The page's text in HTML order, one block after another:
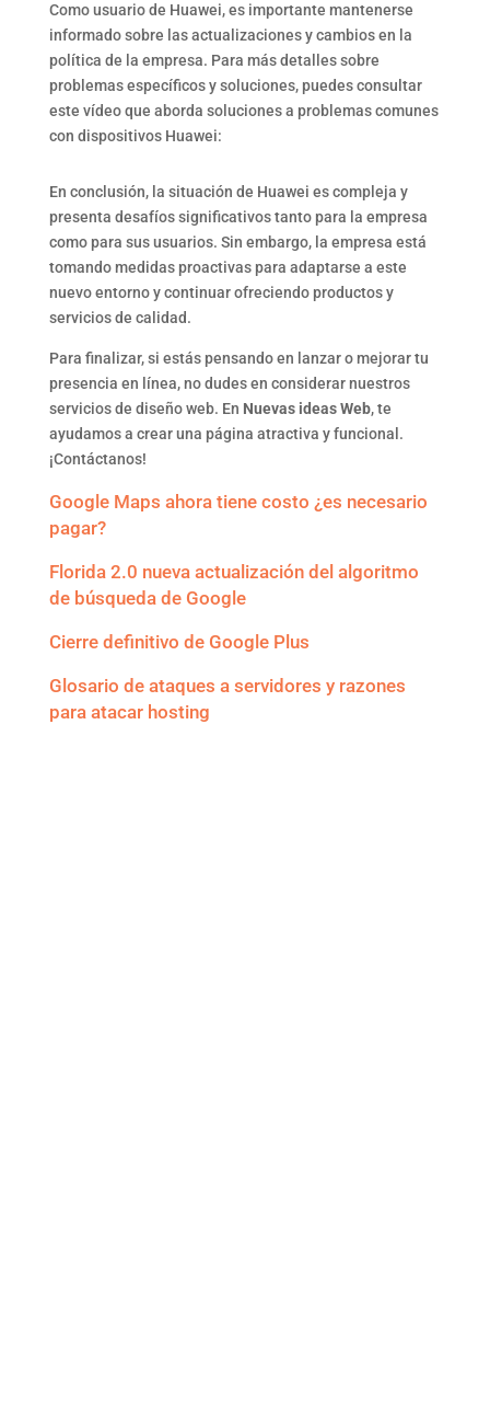
Como usuario de Huawei, es importante mantenerse
informado sobre las actualizaciones y cambios en la
política de la empresa. Para más detalles sobre
problemas específicos y soluciones, puedes consultar
este vídeo que aborda soluciones a problemas comunes
con dispositivos Huawei:
En conclusión, la situación de Huawei es compleja y
presenta desafíos significativos tanto para la empresa
como para sus usuarios. Sin embargo, la empresa está
tomando medidas proactivas para adaptarse a este
nuevo entorno y continuar ofreciendo productos y
servicios de calidad.
Para finalizar, si estás pensando en lanzar o mejorar tu
presencia en línea, no dudes en considerar nuestros
servicios de diseño web. En Nuevas ideas Web, te
ayudamos a crear una página atractiva y funcional.
¡Contáctanos!
Google Maps ahora tiene costo ¿es necesario
pagar?
Florida 2.0 nueva actualización del algoritmo
de búsqueda de Google
Cierre definitivo de Google Plus
Glosario de ataques a servidores y razones
para atacar hosting